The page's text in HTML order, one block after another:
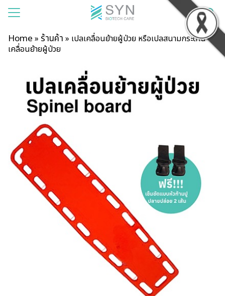
ยน
Home » ร้านค้า » เปลเคลื่อนย้ายผู้ป่วย หรือเปลสนามกระดาน
เคลื่อนย้ายผู้ป่วย